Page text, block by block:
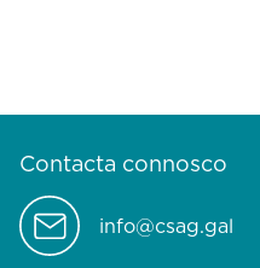
Contacta connosco
info@csag.gal